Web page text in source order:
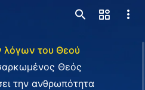
του Θεού
Θεός
την ανθρωπότητα